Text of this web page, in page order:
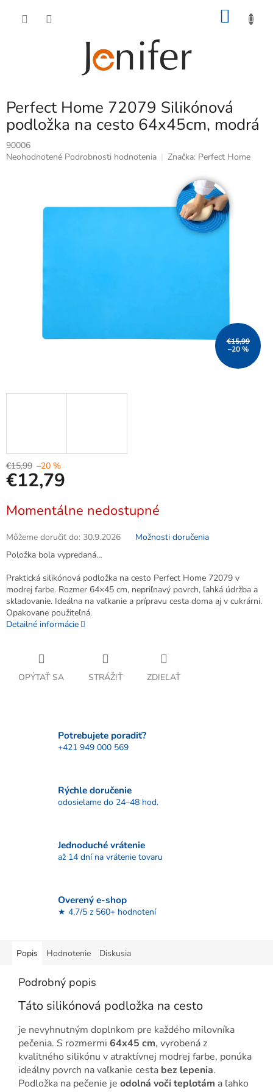
Perfect Home 72079 Silikónová
podložka na cesto 64x45cm, modrá
90006
Priemerné
hviezdičiek.
Neohodnotené Podrobnosti hodnotenia Značka: Perfect Home
€15,99
–20 %
€15,99 –20 %
€12,79
cena:
Momentálne nedostupné
Môžeme doručiť do: 30.9.2026
Možnosti doručenia
Položka bola vypredaná…
Praktická silikónová podložka na cesto Perfect Home 72079 v
modrej farbe. Rozmer 64×45 cm, nepriľnavý povrch, ľahká údržba a
skladovanie. Ideálna na vaľkanie a prípravu cesta doma aj v cukrárni.
Opakovane použiteľná.
Detailné informácie
OPÝTAŤ SA STRÁŽIŤ ZDIEĽAŤ
Potrebujete poradiť?
+421 949 000 569
Rýchle doručenie
odosielame do 24–48 hod.
Jednoduché vrátenie
až 14 dní na vrátenie tovaru
Overený e-shop
★ 4,7/5 z 560+ hodnotení
Popis Hodnotenie Diskusia
Podrobný popis
Táto silikónová podložka na cesto
je nevyhnutným doplnkom pre každého milovníka
pečenia. S rozmermi 64x45 cm, vyrobená z
kvalitného silikónu v atraktívnej modrej farbe, ponúka
ideálny povrch na vaľkanie cesta bez lepenia.
Podložka na pečenie je odolná voči teplotám a ľahko